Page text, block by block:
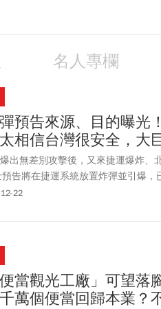
名人專欄
預告來源、目的曝
相信台灣很安全，大
出無差別攻擊後，又來捷運爆炸、
告將在捷運系統放置炸彈並引爆，
。由於未指明是哪個站點，因此台
維護，共出動1579名警力，其中捷
人案震驚全台，馬上要迎接人潮最
類似恐攻若發生在台北大巨蛋，該如
22
便當觀光工廠」可望落
萬個便當回歸本業？